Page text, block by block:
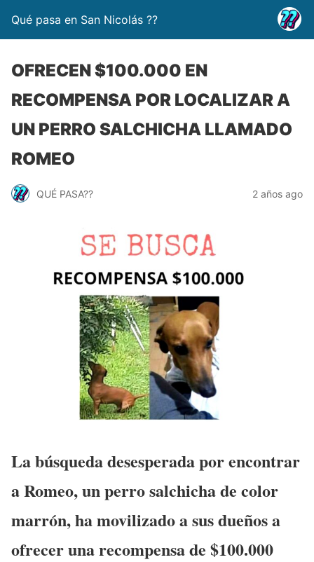
Qué pasa en San Nicolás ??
OFRECEN $100.000 EN
RECOMPENSA POR LOCALIZAR A
UN PERRO SALCHICHA LLAMADO
ROMEO
QUÉ PASA?? 2 años ago
La búsqueda desesperada por encontrar
a Romeo, un perro salchicha de color
marrón, ha movilizado a sus dueños a
ofrecer una recompensa de $100.000